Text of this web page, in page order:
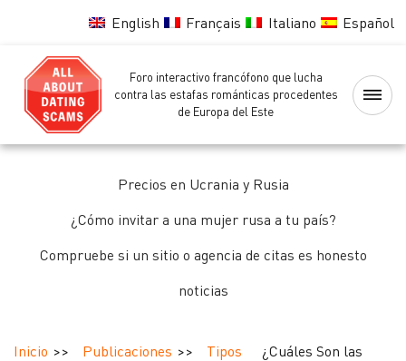
English Français Italiano Español
Foro interactivo francófono que lucha
contra las estafas románticas procedentes
de Europa del Este
Página
principal
chicas
de
Precios en Ucrania y Rusia
¿Cómo invitar a una mujer rusa a tu país?
Compruebe si un sitio o agencia de citas es honesto
noticias
Inicio Publicaciones
Tipos
¿Cuáles Son las